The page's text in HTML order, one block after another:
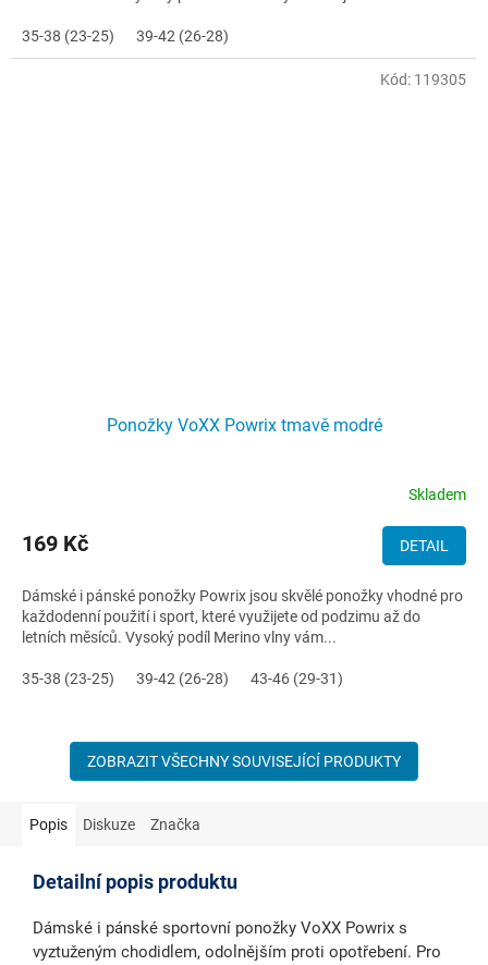
35-38 (23-25) 39-42 (26-28)
Ponožky VoXX Powrix tmavě modré
Skladem
169 Kč DETAIL
Dámské i pánské ponožky Powrix jsou skvělé ponožky vhodné pro
každodenní použití i sport, které využijete od podzimu až do
letních měsíců. Vysoký podíl Merino vlny vám...
35-38 (23-25) 39-42 (26-28) 43-46 (29-31)
Kód: 119305
ZOBRAZIT VŠECHNY SOUVISEJÍCÍ PRODUKTY
Popis Diskuze Značka
Detailní popis produktu
Dámské i pánské sportovní ponožky VoXX Powrix s
vyztuženým chodidlem, odolnějším proti opotřebení. Pro